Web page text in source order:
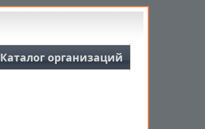
Каталог организаций